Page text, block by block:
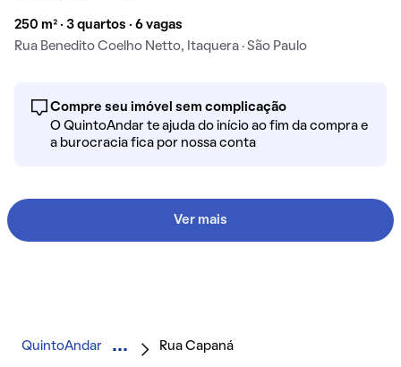
250 m² · 3 quartos · 6 vagas
Rua Benedito Coelho Netto, Itaquera · São Paulo
Compre seu imóvel sem complicação
O QuintoAndar te ajuda do início ao fim da compra e
a burocracia fica por nossa conta
Ver mais
QuintoAndar Rua Capaná